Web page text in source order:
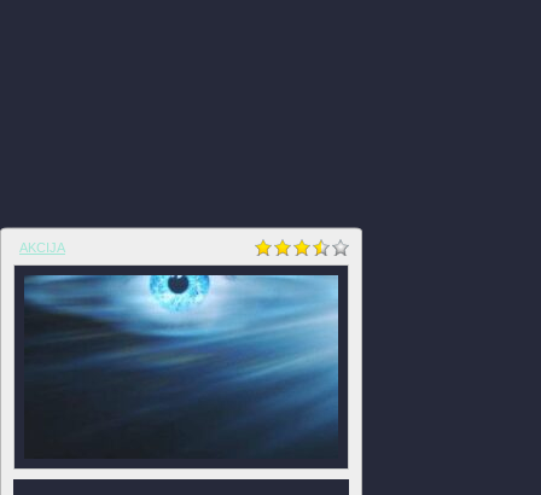
AKCIJA